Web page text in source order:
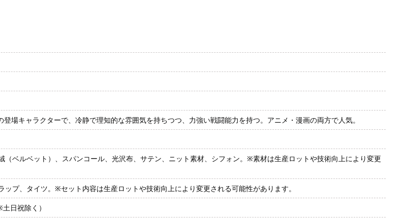
登場キャラクターで、冷静で理知的な雰囲気を持ちつつ、力強い戦闘能力を持つ。アニメ・漫画の両方で人気。
（ベルベット）、スパンコール、光沢布、サテン、ニット素材、シフォン。※素材は生産ロットや技術向上により変更
プ、タイツ。※セット内容は生産ロットや技術向上により変更される可能性があります。
日祝除く）